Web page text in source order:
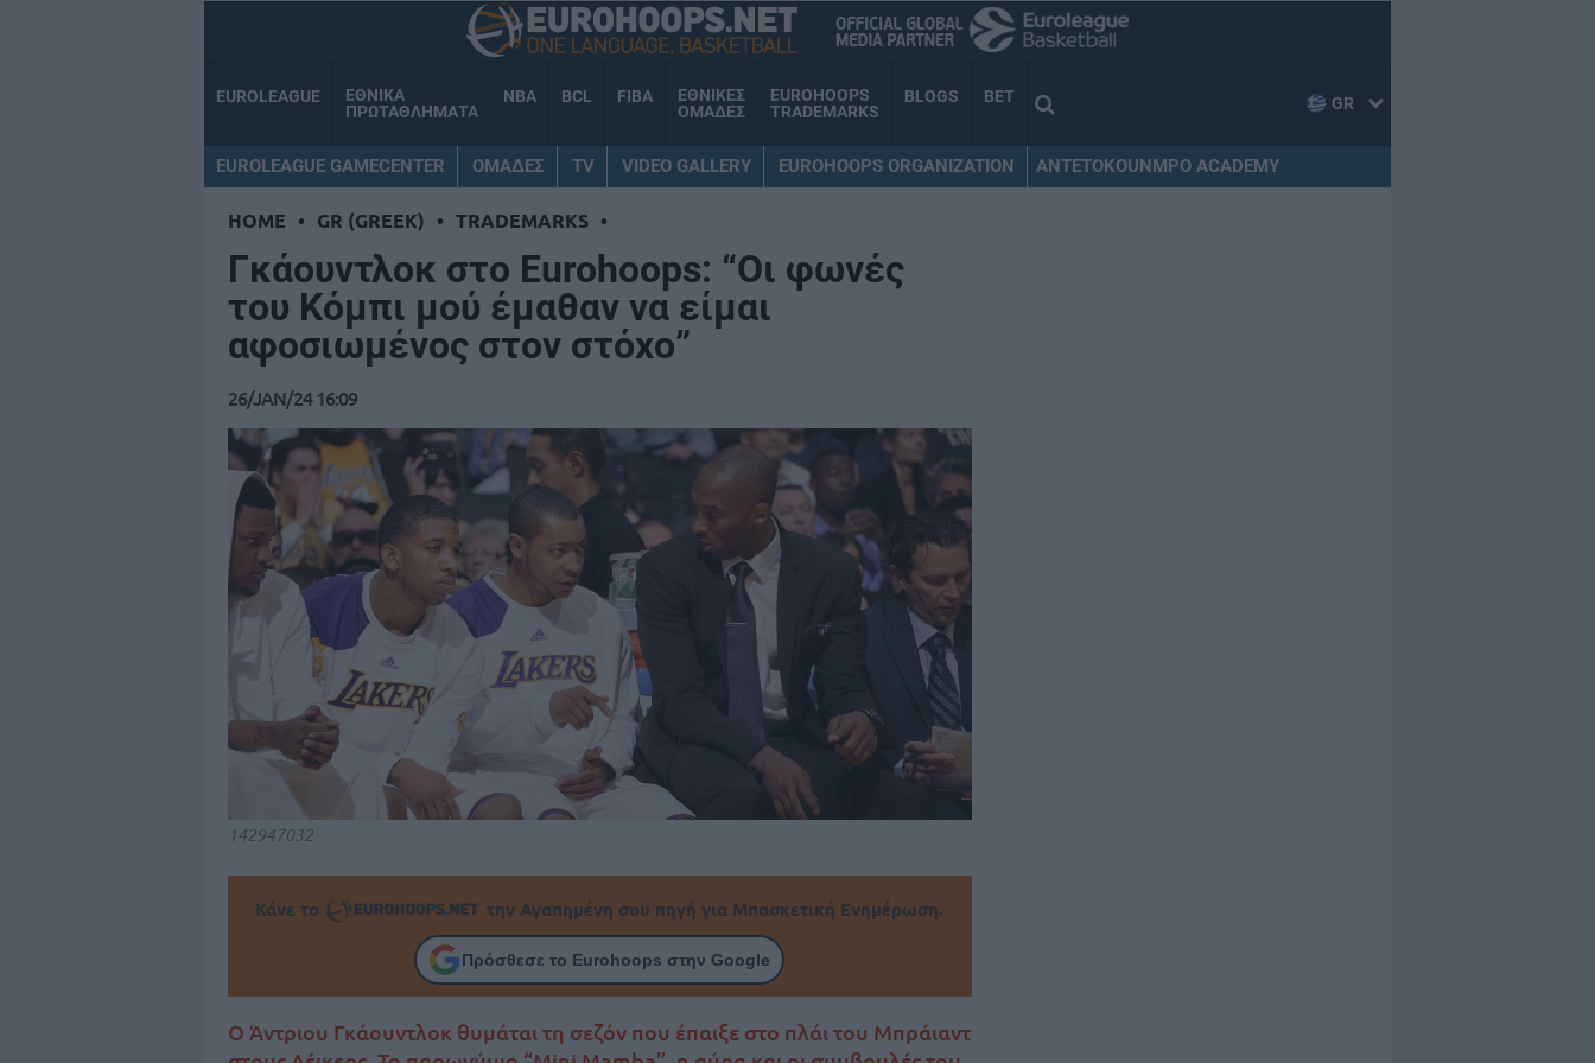
EUROLEAGUE
ΕΘΝΙΚΑ
ΠΡΩΤΑΘΛΗΜΑΤΑ
NBA BCL FIBA
ΕΘΝΙΚΕΣ
ΟΜΑΔΕΣ
EUROHOOPS
TRADEMARKS
BLOGS BET GR
EUROLEAGUE GAMECENTER ΟΜΑΔΕΣ TV VIDEO GALLERY EUROHOOPS ORGANIZATION ANTETOKOUNMPO ACADEMY
HOME • GR (GREEK) • TRADEMARKS •
Γκάουντλοκ στο Eurohoops: “Οι φωνές
του Κόμπι μού έμαθαν να είμαι
αφοσιωμένος στον στόχο”
26/JAN/24 16:09
142947032
Κάνε το την Αγαπημένη σου πηγή για Μπασκετική Ενημέρωση.
Πρόσθεσε το Eurohoops στην Google
Ο Άντριου Γκάουντλοκ θυμάται τη σεζόν που έπαιξε στο πλάι του Μπράιαντ